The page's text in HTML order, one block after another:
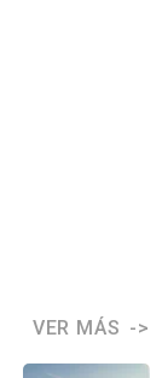
VER MÁS